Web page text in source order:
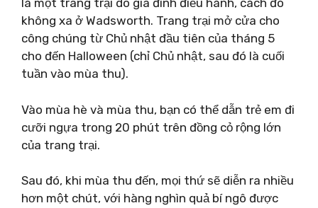
là một trang trại do gia đình điều hành, cách đó
không xa ở Wadsworth. Trang trại mở cửa cho
công chúng từ Chủ nhật đầu tiên của tháng 5
cho đến Halloween (chỉ Chủ nhật, sau đó là cuối
tuần vào mùa thu).
Vào mùa hè và mùa thu, bạn có thể dẫn trẻ em đi
cưỡi ngựa trong 20 phút trên đồng cỏ rộng lớn
của trang trại.
Sau đó, khi mùa thu đến, mọi thứ sẽ diễn ra nhiều
hơn một chút, với hàng nghìn quả bí ngô được